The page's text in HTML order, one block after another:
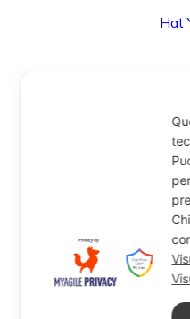
Hat
Via Degli Speziali,
40050 Funo di
+39